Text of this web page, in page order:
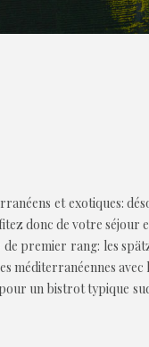
et exotiques:
donc de votre
premier rang: les
méditerranéennes
un bistrot typique